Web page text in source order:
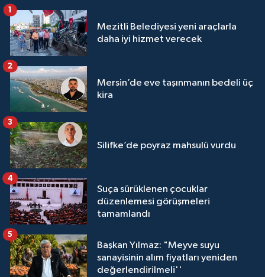
Mezitli Belediyesi yeni araçlarla
daha iyi hizmet verecek
1
Mersin’de eve taşınmanın bedeli üç
kira
2
Silifke’de poyraz mahsulü vurdu
3
Suça sürüklenen çocuklar
düzenlemesi görüşmeleri
tamamlandı
4
Başkan Yılmaz: "Meyve suyu
sanayisinin alım fiyatları yeniden
değerlendirilmeli''
5